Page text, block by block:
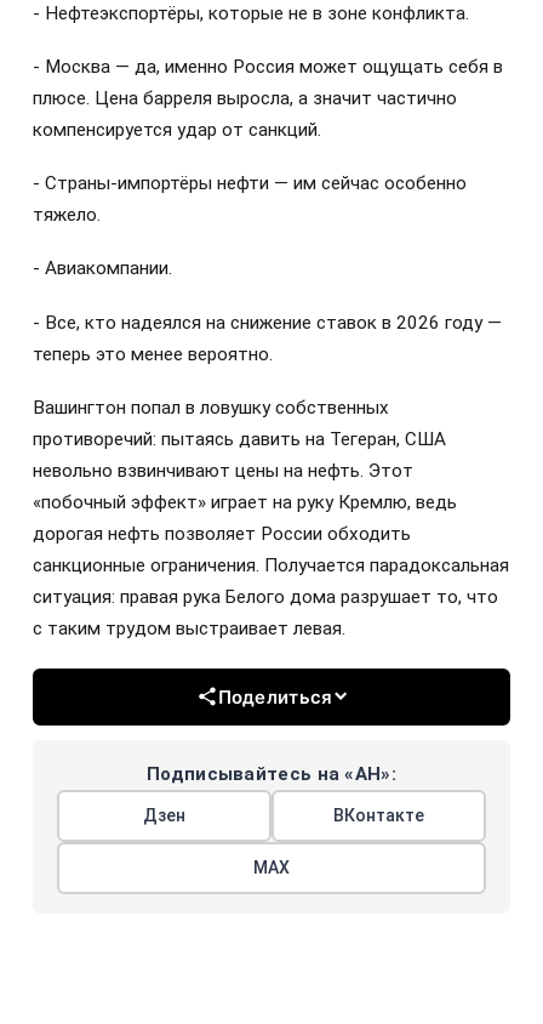
- Нефтеэкспортёры, которые не в зоне конфликта.
- Москва — да, именно Россия может ощущать себя в
плюсе. Цена барреля выросла, а значит частично
компенсируется удар от санкций.
- Страны-импортёры нефти — им сейчас особенно
тяжело.
- Авиакомпании.
- Все, кто надеялся на снижение ставок в 2026 году —
теперь это менее вероятно.
Вашингтон попал в ловушку собственных
противоречий: пытаясь давить на Тегеран, США
невольно взвинчивают цены на нефть. Этот
«побочный эффект» играет на руку Кремлю, ведь
дорогая нефть позволяет России обходить
санкционные ограничения. Получается парадоксальная
ситуация: правая рука Белого дома разрушает то, что
с таким трудом выстраивает левая.
Поделиться
Подписывайтесь на «АН»:
Дзен ВКонтакте
МАХ